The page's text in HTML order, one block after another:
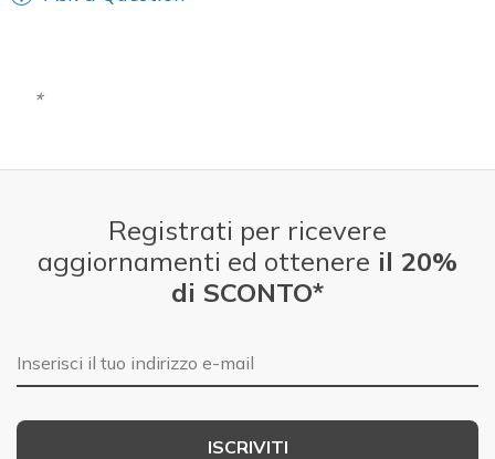
Registrati per ricevere
aggiornamenti ed ottenere il 20%
di SCONTO*
E-mail
ISCRIVITI